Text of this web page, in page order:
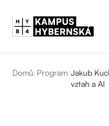
Domů/Program/Jakub
vztah a AI